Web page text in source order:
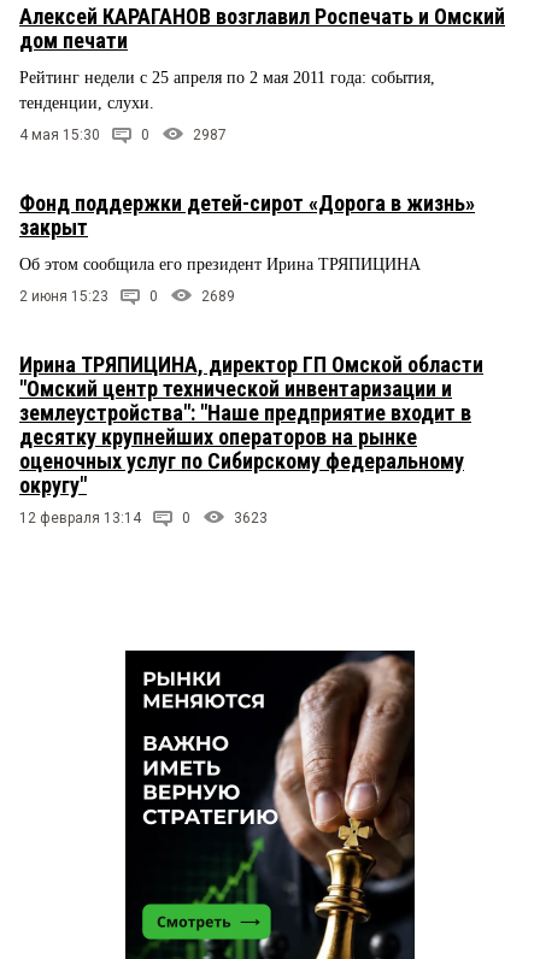
Алексей КАРАГАНОВ возглавил Роспечать и Омский
дом печати
Рейтинг недели с 25 апреля по 2 мая 2011 года: события,
тенденции, слухи.
4 мая 15:30 0 2987
Фонд поддержки детей-сирот «Дорога в жизнь»
закрыт
Об этом сообщила его президент Ирина ТРЯПИЦИНА
2 июня 15:23 0 2689
Ирина ТРЯПИЦИНА, директор ГП Омской области
"Омский центр технической инвентаризации и
землеустройства": "Наше предприятие входит в
десятку крупнейших операторов на рынке
оценочных услуг по Сибирскому федеральному
округу"
12 февраля 13:14 0 3623